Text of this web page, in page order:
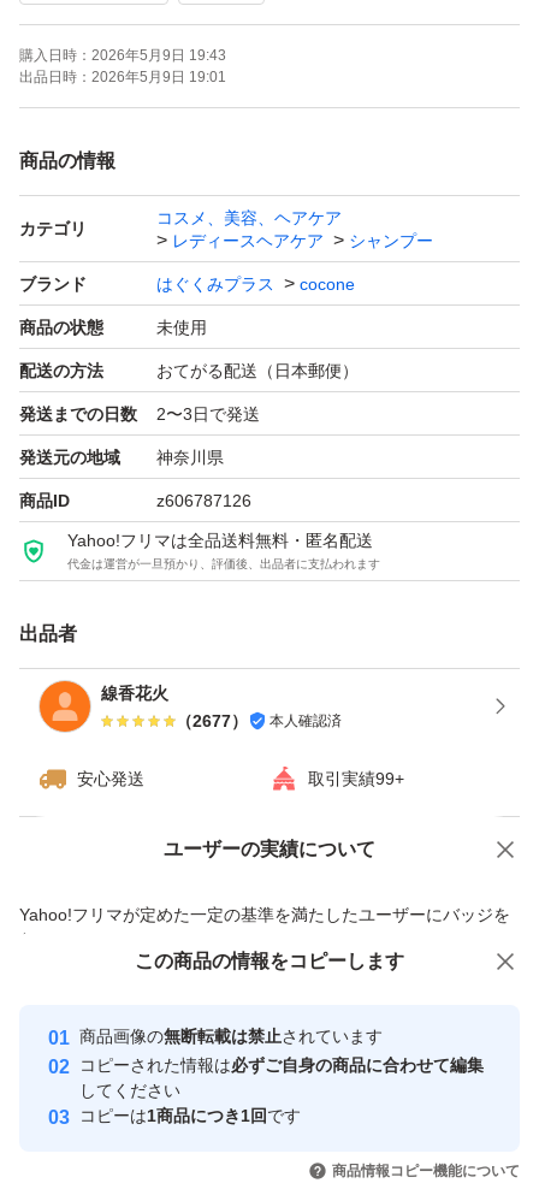
購入日時： 2026年5月9日 19:43
出品日時： 2026年5月9日 19:01
商品の情報
カテゴリ
コスメ、美容、ヘアケア
レディースヘアケア
シャンプー
ブランド はぐくみプラス cocone
商品の状態 未使用
配送の方法 おてがる配送（日本郵便）
発送までの日数 2〜3日で発送
発送元の地域 神奈川県
商品ID z606787126
Yahoo!フリマは全品送料無料・匿名配送
代金は運営が一旦預かり、評価後、出品者に支払われます
出品者
線香花火
（2677） 本人確認済
安心発送 取引実績99+
ユーザーの実績について
Yahoo!フリマが定めた一定の基準を満たしたユーザーにバッジを
付与しています
安心取引出品者
心・安全なユーザーです
取引実績
引を完了させた実績があります
価格の相談 商品への質問
この商品の情報をコピーします
商品画像の無断転載は禁止されています
コピーされた情報は必ずご自身の商品に合わせて編集
してください
コピーは1商品につき1回です
商品情報コピー機能について
この商品をみている人にオススメ